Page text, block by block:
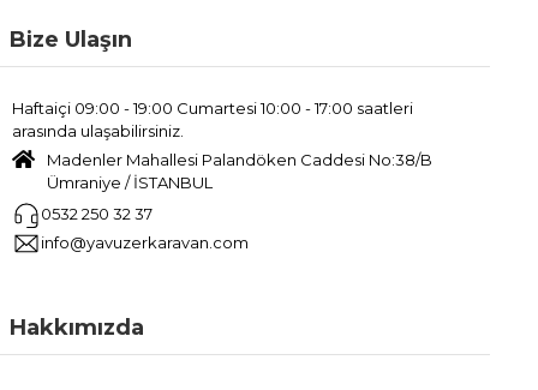
Bize Ulaşın
Haftaiçi 09:00 - 19:00 Cumartesi 10:00 - 17:00 saatleri
arasında ulaşabilirsiniz.
Madenler Mahallesi Palandöken Caddesi No:38/B
Ümraniye / İSTANBUL
0532 250 32 37
info@yavuzerkaravan.com
Hakkımızda